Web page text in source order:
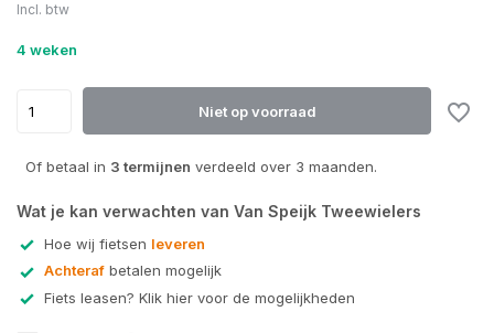
Incl. btw
4 weken
Niet op voorraad
Of betaal in 3 termijnen verdeeld over 3 maanden.
Wat je kan verwachten van Van Speijk Tweewielers
Hoe wij fietsen leveren
Achteraf betalen mogelijk
Fiets leasen? Klik hier voor de mogelijkheden